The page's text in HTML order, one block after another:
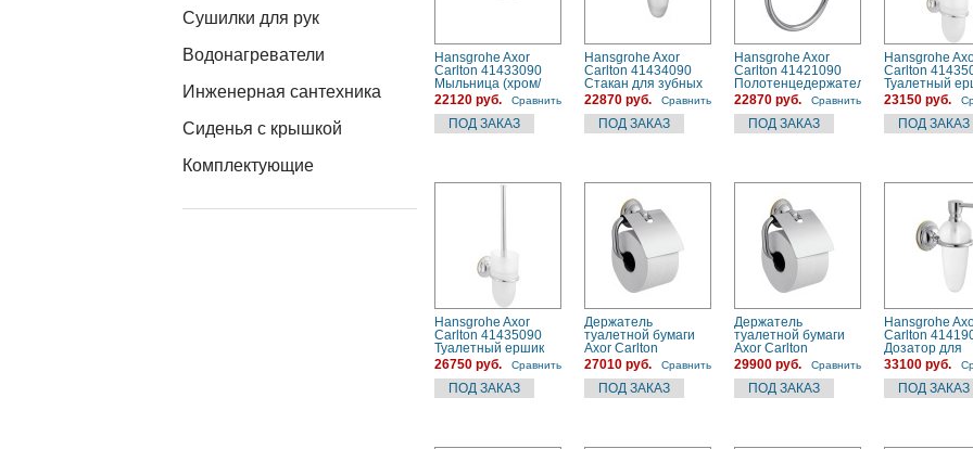
Сушилки для рук
Водонагреватели
Инженерная сантехника
Сиденья с крышкой
Комплектующие
Hansgrohe Axor
Carlton 41433090
Мыльница (хром/
золото)
22120 руб. Сравнить
Hansgrohe Axor
Carlton 41434090
Стакан для зубных
щеток (хром/золото)
22870 руб. Сравнить
Hansgrohe Axor
Carlton 41421090
Полотенцедержатель
кольцевой (хром/
золото)
22870 руб. Сравнить
Hansgrohe
Carlton
Туалетный
(хром)
23150 руб.
Hansgrohe Axor
Carlton 41435090
Туалетный ершик
(хром/золото)
26750 руб. Сравнить
Держатель
туалетной бумаги
Axor Carlton
(41438000) хром
27010 руб. Сравнить
Держатель
туалетной бумаги
Axor Carlton
(41438090) золото,
29900 руб. Сравнить
Hansgrohe
Carlton
Дозатор для
жидкого мыла
33100 руб.